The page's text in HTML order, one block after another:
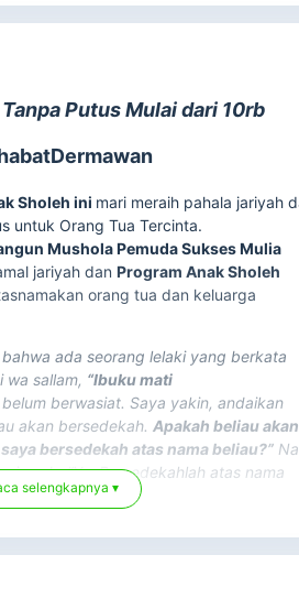
Putus Mulai dari 10rb
Sholeh ini mari meraih pahala jariyah
untuk Orang Tua Tercinta.
Mushola Pemuda Sukses Mulia
jariyah danProgram Anak Sholeh
orang tua dan keluarga
bahwa ada seorang lelaki yang berkata
wa sallam, “Ibuku mati
berwasiat. Saya yakin, andaikan
akan bersedekah.Apakah beliau akan
bersedekah atas nama beliau?”
“Ya. Bersedekahlah atas nama
Muslim 1004)
selengkapnya ▾